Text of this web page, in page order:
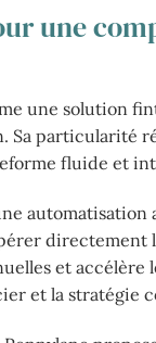
une
une solution
Sa particularité
fluide et
et
et la stratégie